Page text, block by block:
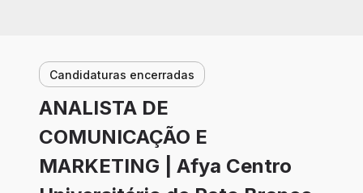
Candidaturas encerradas
ANALISTA DE
COMUNICAÇÃO E
MARKETING | Afya Centro